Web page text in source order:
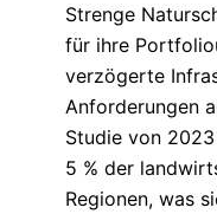
Strenge
für ihre
verzögerte
Anforderungen
Studie von
5 % der
Regionen, was